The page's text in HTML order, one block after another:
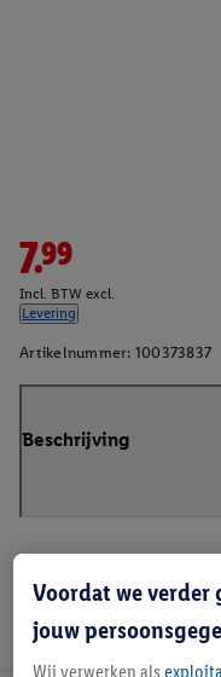
7.99
Incl. BTW excl.
Levering
Artikelnummer: 100373837
Beschrijving
Voordat we verder
jouw
Wij verwerken als